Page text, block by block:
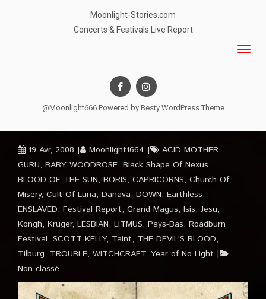
Moonlight-Stories.com
Concerts & Festivals Live Report
@Moonlight666 Powered by Besty WordPress Theme
19 Avr, 2008 Moonlight1664
ACID MOTHER
GURU, BABY WOODROSE, Black Shape Of Nexus,
BLOOD OF THE SUN, BORIS, CAPRICORNS, Church Of
Misery, Cult Of Luna, Danava, DOWN, Earthless,
ENSLAVED, Festival Report, Grand Magus, Isis, Jesu,
Kongh, Kruger, LESBIAN, LITMUS, Pays-Bas, Roadburn
Festival, SCOTT KELLY, Taint, THE DEVIL'S BLOOD,
Tilburg, TROUBLE, WITCHCRAFT, Year of No Light
Non classé